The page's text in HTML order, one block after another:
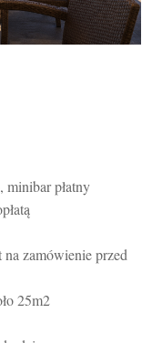
płatny
na zamówienie przed
25m2